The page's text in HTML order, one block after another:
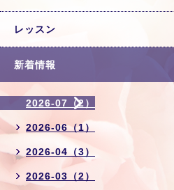
レッスン
新着情報
2026-07（2）
2026-06（1）
2026-04（3）
2026-03（2）